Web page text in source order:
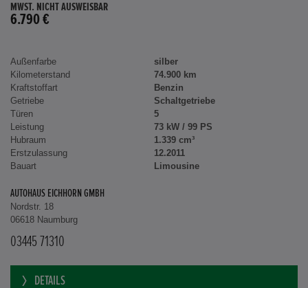
MWST. NICHT AUSWEISBAR
6.790 €
Außenfarbe
silber
Kilometerstand
74.900 km
Kraftstoffart
Benzin
Getriebe
Schaltgetriebe
Türen
5
Leistung
73 kW / 99 PS
Hubraum
1.339 cm³
Erstzulassung
12.2011
Bauart
Limousine
AUTOHAUS EICHHORN GMBH
Nordstr. 18
06618 Naumburg
03445 71310
DETAILS